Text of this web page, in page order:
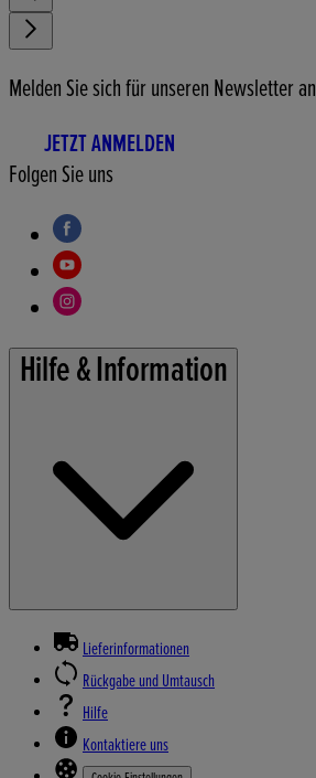
Melden Sie sich für unseren Newsletter an
JETZT ANMELDEN
Folgen Sie uns
Hilfe & Information
Lieferinformationen
Rückgabe und Umtausch
Hilfe
Kontaktiere uns